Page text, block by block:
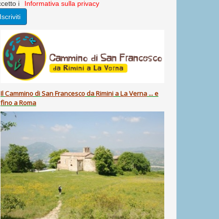
i Informativa sulla privacy
IlCamminodiSan FrancescodaRimini aLa Verna... e
fino a Roma